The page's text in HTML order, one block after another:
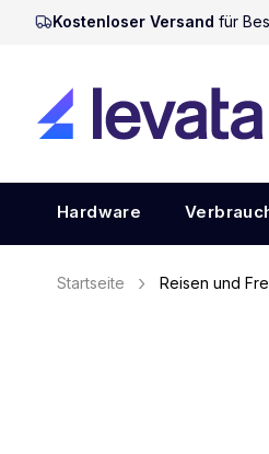
Kostenloser Versand für
Hardware
Startseite Reisen und